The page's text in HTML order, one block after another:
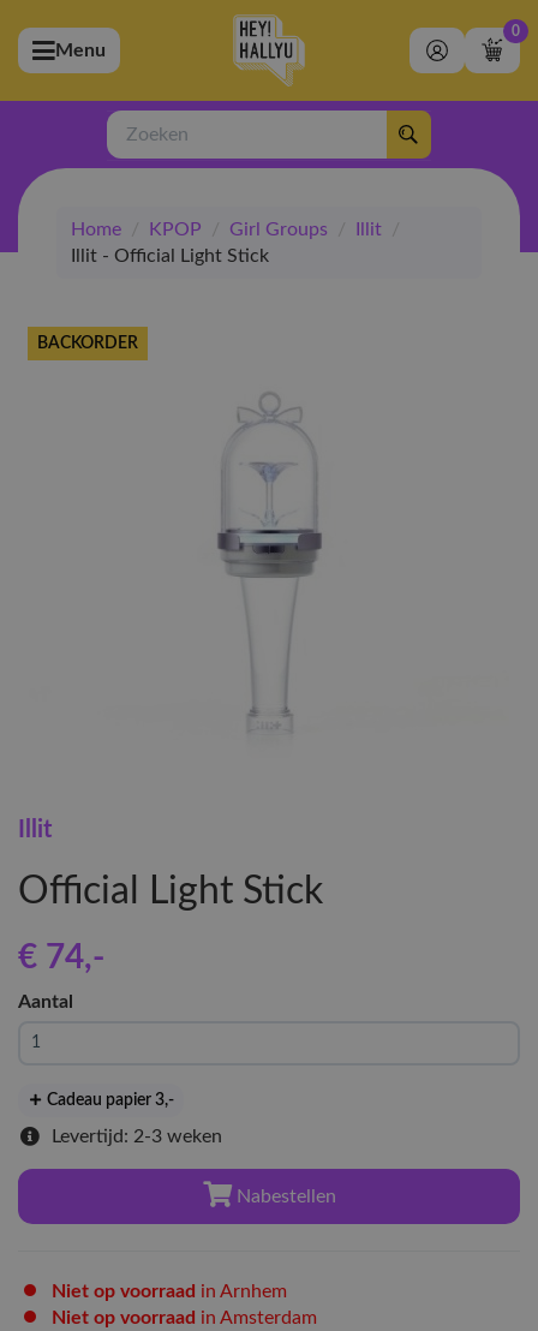
(Artiesten)
(Merchandise)
(Exclusive)
(Winkel)
Menu
0
Zoeken
Home / KPOP / Girl Groups / Illit
/
Illit - Official Light Stick
BACKORDER
Illit
Official Light Stick
€ 74,-
Aantal
Cadeau papier 3,-
Levertijd: 2-3 weken
Nabestellen
Niet op voorraad in Arnhem
Niet op voorraad in Amsterdam